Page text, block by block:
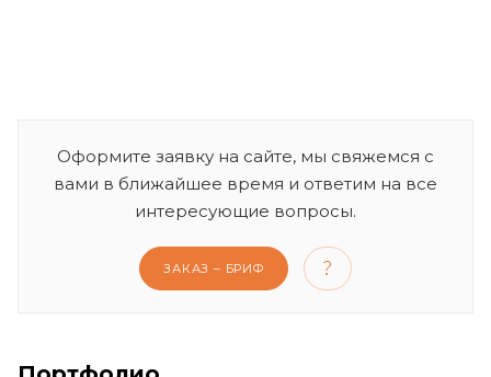
Оформите заявку на сайте, мы свяжемся с
вами в ближайшее время и ответим на все
интересующие вопросы.
ЗАКАЗ – БРИФ